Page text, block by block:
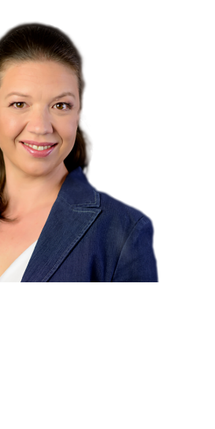
EICHNER
·Stoffwechsel